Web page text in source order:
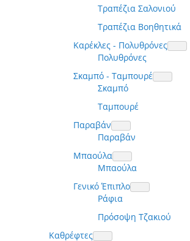
Τραπέζια Σαλονιού
Τραπέζια Βοηθητικά
Καρέκλες - Πολυθρόνες
Πολυθρόνες
Σκαμπό - Ταμπουρέ
Σκαμπό
Ταμπουρέ
Παραβάν
Παραβάν
Μπαούλα
Μπαούλα
Γενικό Έπιπλο
Ράφια
Πρόσοψη Τζακιού
Καθρέφτες